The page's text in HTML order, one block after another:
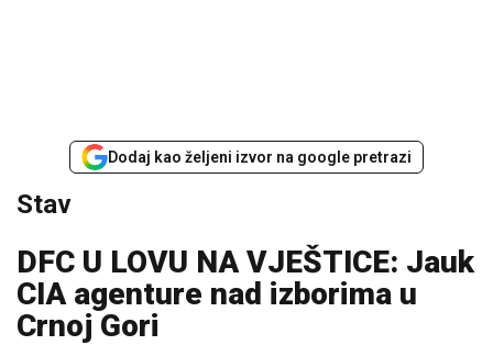
Dodaj kao željeni izvor na google pretrazi
Stav
DFC U LOVU NA VJEŠTICE: Jauk
CIA agenture nad izborima u
Crnoj Gori